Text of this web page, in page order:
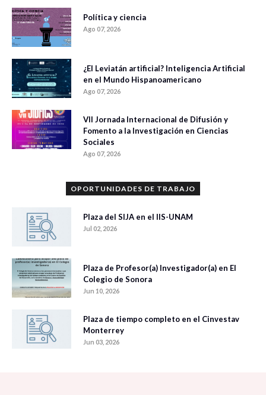
Política y ciencia
Ago 07, 2026
¿El Leviatán artificial? Inteligencia Artificial
en el Mundo Hispanoamericano
Ago 07, 2026
VII Jornada Internacional de Difusión y
Fomento a la Investigación en Ciencias
Sociales
Ago 07, 2026
OPORTUNIDADES DE TRABAJO
Plaza del SIJA en el IIS-UNAM
Jul 02, 2026
Plaza de Profesor(a) Investigador(a) en El
Colegio de Sonora
Jun 10, 2026
Plaza de tiempo completo en el Cinvestav
Monterrey
Jun 03, 2026